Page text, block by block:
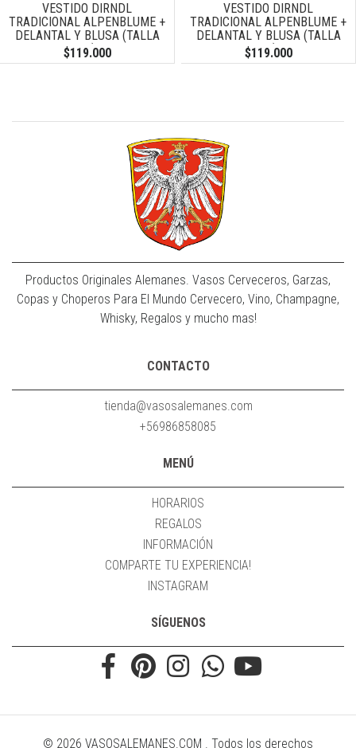
VESTIDO DIRNDL
TRADICIONAL ALPENBLUME +
DELANTAL Y BLUSA (TALLA
40)
$119.000
VESTIDO DIRNDL
TRADICIONAL ALPENBLUME +
DELANTAL Y BLUSA (TALLA
42)
$119.000
Productos Originales Alemanes. Vasos Cerveceros, Garzas,
Copas y Choperos Para El Mundo Cervecero, Vino, Champagne,
Whisky, Regalos y mucho mas!
CONTACTO
tienda@vasosalemanes.com
+56986858085
MENÚ
HORARIOS
REGALOS
INFORMACIÓN
COMPARTE TU EXPERIENCIA!
INSTAGRAM
SÍGUENOS
© 2026 VASOSALEMANES.COM . Todos los derechos